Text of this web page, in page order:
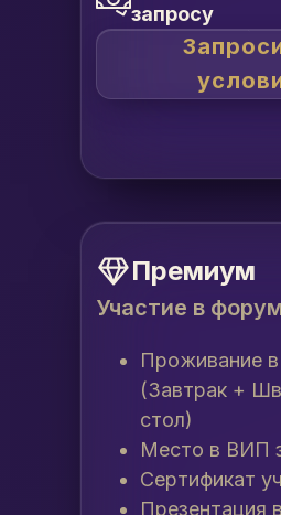
запросу
Премиум
Участие в
Проживание
(Завтрак +
стол)
Место в ВИП
Сертификат
Презентация в